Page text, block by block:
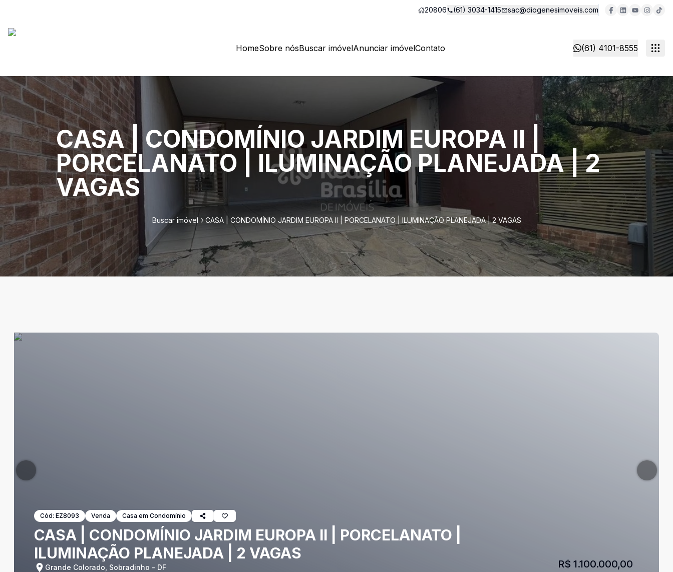
20806 (61) 3034-1415 sac@diogenesimoveis.com
HomeSobre nósBuscar imóvelAnunciar imóvelContato (61) 4101-8555
CASA | CONDOMÍNIO JARDIM EUROPA II |
PORCELANATO | ILUMINAÇÃO PLANEJADA | 2
VAGAS
Buscar imóvel CASA | CONDOMÍNIO JARDIM EUROPA II | PORCELANATO | ILUMINAÇÃO PLANEJADA | 2 VAGAS
Cód: EZ8093 Venda Casa em Condomínio
CASA | CONDOMÍNIO JARDIM EUROPA II | PORCELANATO |
ILUMINAÇÃO PLANEJADA | 2 VAGAS
Grande Colorado, Sobradinho - DF R$ 1.100.000,00